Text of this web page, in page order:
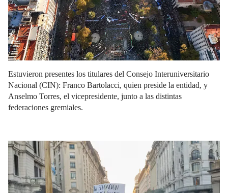
Estuvieron presentes los titulares del Consejo Interuniversitario
Nacional (CIN): Franco Bartolacci, quien preside la entidad, y
Anselmo Torres, el vicepresidente, junto a las distintas
federaciones gremiales.